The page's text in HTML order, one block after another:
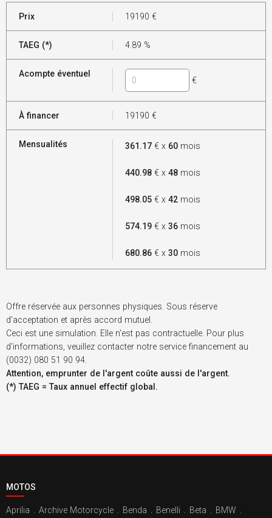
Prix 19190 €
TAEG (*) 4.89 %
Acompte éventuel
€
À financer 19190 €
Mensualités 361.17 € x 60 mois
440.98 € x48 mois
498.05 € x42 mois
574.19 € x36 mois
680.86 € x30 mois
Offre réservée aux personnes physiques. Sous réserve
d'acceptation et après accord mutuel.
Ceci est une simulation. Elle n'est pas contractuelle. Pour plus
d'informations, veuillez contacter notre service financement au
(0032) 080 51 90 94.
Attention, emprunter de l'argent coûte aussi de l'argent.
(*) TAEG = Taux annuel effectif global.
MOTOS
Aprilia Archive Motorcycle Benda Benelli Beta BMW